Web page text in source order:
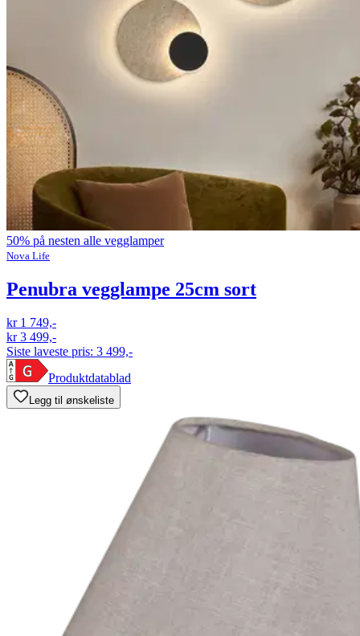
50% på nesten alle vegglamper
Nova Life
Penubra vegglampe 25cm sort
kr 1 749,-
kr 3 499,-
Siste laveste pris: 3 499,-
Produktdatablad
Legg til ønskeliste